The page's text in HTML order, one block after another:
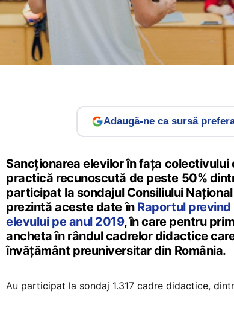
Adaugă-ne ca sursă
Sancționarea elevilor în fața colectivului
practică recunoscută de peste 50%
participat la sondajul Consiliului
prezintă aceste date în Raportul
elevului pe anul 2019, în care pentru
ancheta în rândul cadrelor didactice
învățământ preuniversitar din România.
Au participat la sondaj 1.317 cadre didactice,